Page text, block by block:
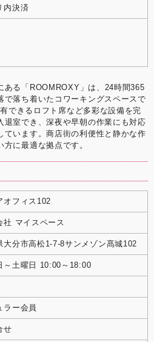
内決済
ある「ROOMROXY」は、24時間365
で落ち着いたコワーキングスペースで
できるロフト席など多彩な設備を完
退室でき、深夜や早朝の作業にも対応
ています。商店街の利便性と静かな作
に最適な拠点です。
オフィス102
社 マイスペース
大分市高松1-7-8サンメゾン髙城102
～土曜日 10:00～18:00
ラー会員
せ